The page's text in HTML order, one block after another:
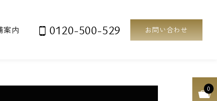
案内 0120-500-529 お問い合わせ
0